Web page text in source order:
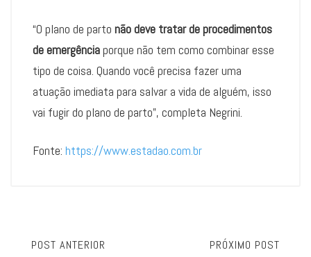
“O plano de parto não deve tratar de procedimentos
de emergênciaporque não tem como combinar esse
tipo de coisa. Quando você precisa fazer uma
atuação imediata para salvar a vida de alguém, isso
vai fugir do plano de parto”, completa Negrini.
Fonte: https://www.estadao.com.br
POST ANTERIOR PRÓXIMO POST